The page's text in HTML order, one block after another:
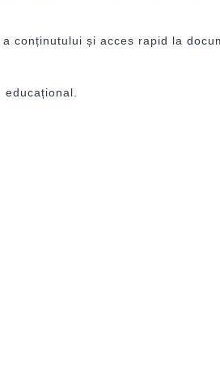
conținutului și acces rapid la